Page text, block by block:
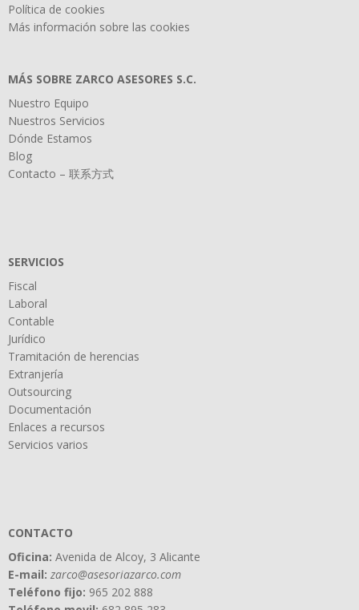
Política de cookies
Más información sobre las cookies
MÁS SOBRE ZARCO ASESORES S.C.
Nuestro Equipo
Nuestros Servicios
Dónde Estamos
Blog
Contacto – 联系方式
SERVICIOS
Fiscal
Laboral
Contable
Jurídico
Tramitación de herencias
Extranjería
Outsourcing
Documentación
Enlaces a recursos
Servicios varios
CONTACTO
Oficina: Avenida de Alcoy, 3 Alicante
E-mail: zarco@asesoriazarco.com
Teléfono fijo: 965 202 888